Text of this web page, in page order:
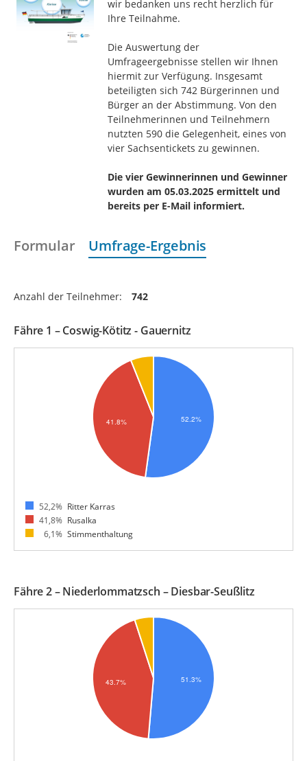
wir bedanken uns recht herzlich für
Ihre Teilnahme.
Die Auswertung der
Umfrageergebnisse stellen wir Ihnen
hiermit zur Verfügung. Insgesamt
beteiligten sich 742 Bürgerinnen und
Bürger an der Abstimmung. Von den
Teilnehmerinnen und Teilnehmern
nutzten 590 die Gelegenheit, eines von
vier Sachsentickets zu gewinnen.
Die vier Gewinnerinnen und Gewinner
wurden am 05.03.2025 ermittelt und
bereits per E-Mail informiert.
Formular Umfrage-Ergebnis
Anzahl der Teilnehmer: 742
Fähre 1 – Coswig-Kötitz - Gauernitz
52,2% Ritter Karras
41,8% Rusalka
6,1% Stimmenthaltung
Fähre 2 – Niederlommatzsch – Diesbar-Seußlitz